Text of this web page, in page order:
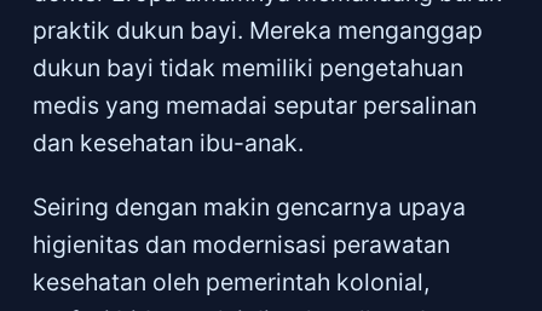
praktik dukun bayi. Mereka menganggap
dukun bayi tidak memiliki pengetahuan
medis yang memadai seputar persalinan
dan kesehatan ibu-anak.
Seiring dengan makin gencarnya upaya
higienitas dan modernisasi perawatan
kesehatan oleh pemerintah kolonial,